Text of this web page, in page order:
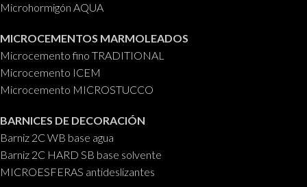
Microhormigón AQUA
MICROCEMENTOS MARMOLEADOS
Microcemento fino TRADITIONAL
Microcemento ICEM
Microcemento MICROSTUCCO
BARNICES DE DECORACIÓN
Barniz 2C WB base agua
Barniz 2C HARD SB base solvente
MICROESFERAS antideslizantes